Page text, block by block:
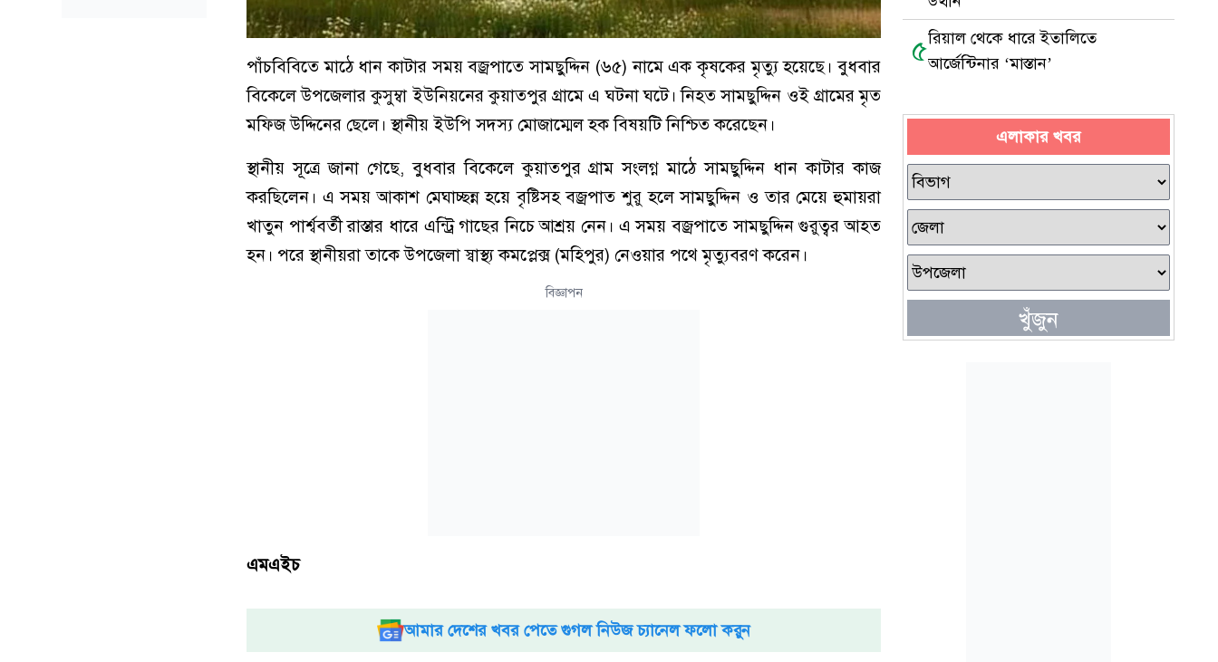
পাঁচবিবিতে মাঠে ধান কাটার সময় বজ্রপাতে সামছুদ্দিন (৬৫) নামে এক কৃষকের মৃত্যু হয়েছে। বুধবার
বিকেলে উপজেলার কুসুম্বা ইউনিয়নের কুয়াতপুর গ্রামে এ ঘটনা ঘটে। নিহত সামছুদ্দিন ওই গ্রামের মৃত
মফিজ উদ্দিনের ছেলে। স্থানীয় ইউপি সদস্য মোজাম্মেল হক বিষয়টি নিশ্চিত করেছেন।
স্থানীয় সূত্রে জানা গেছে, বুধবার বিকেলে কুয়াতপুর গ্রাম সংলগ্ন মাঠে সামছুদ্দিন ধান কাটার কাজ
করছিলেন। এ সময় আকাশ মেঘাচ্ছন্ন হয়ে বৃষ্টিসহ বজ্রপাত শুরু হলে সামছুদ্দিন ও তার মেয়ে হুমায়রা
খাতুন পার্শ্ববর্তী রাস্তার ধারে এন্ট্রি গাছের নিচে আশ্রয় নেন। এ সময় বজ্রপাতে সামছুদ্দিন গুরুত্বর আহত
হন। পরে স্থানীয়রা তাকে উপজেলা স্বাস্থ্য কমপ্লেক্স (মহিপুর) নেওয়ার পথে মৃত্যুবরণ করেন।
বিজ্ঞাপন
এমএইচ
আমার দেশের খবর পেতে গুগল নিউজ চ্যানেল ফলো করুন
৫রিয়াল থেকে ধারে ইতালিতে
আর্জেন্টিনার ‘মাস্তান’
এলাকার খবর
খুঁজুন